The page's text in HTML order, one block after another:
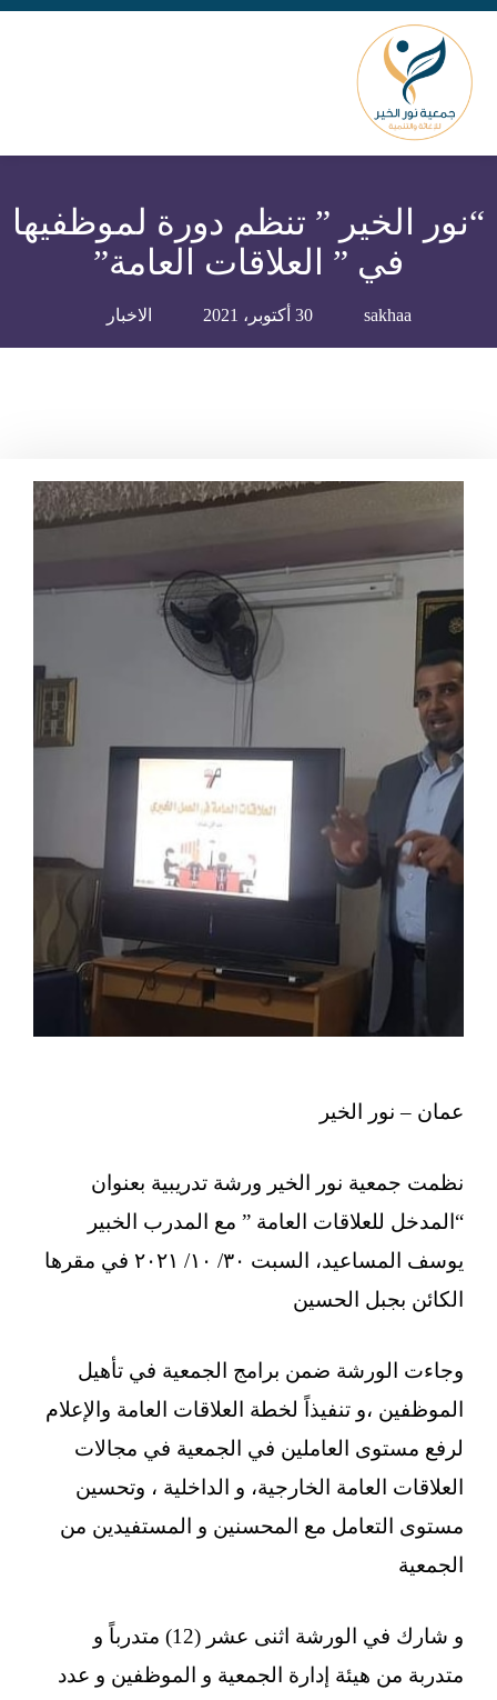
“نور الخير ” تنظم دورة لموظفيها
في ” العلاقات العامة”
sakhaa 30 أكتوبر، 2021 الاخبار
عمان – نور الخير
نظمت جمعية نور الخير ورشة تدريبية بعنوان
“المدخل للعلاقات العامة ” مع المدرب الخبير
يوسف المساعيد، السبت ٣٠/ ١٠/ ٢٠٢١ في مقرها
الكائن بجبل الحسين
وجاءت الورشة ضمن برامج الجمعية في تأهيل
الموظفين ،و تنفيذاً لخطة العلاقات العامة والإعلام
لرفع مستوى العاملين في الجمعية في مجالات
العلاقات العامة الخارجية، و الداخلية ، وتحسين
مستوى التعامل مع المحسنين و المستفيدين من
الجمعية
و شارك في الورشة اثنى عشر (12) متدرباً و
متدربة من هيئة إدارة الجمعية و الموظفين و عدد